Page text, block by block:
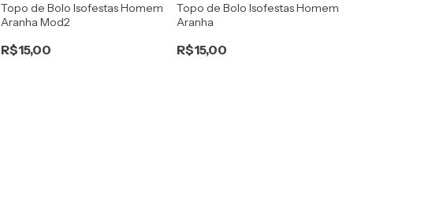
Topo de Bolo Isofestas Homem
Aranha Mod2
R$15,00
Topo de Bolo Isofestas Homem
Aranha
R$15,00